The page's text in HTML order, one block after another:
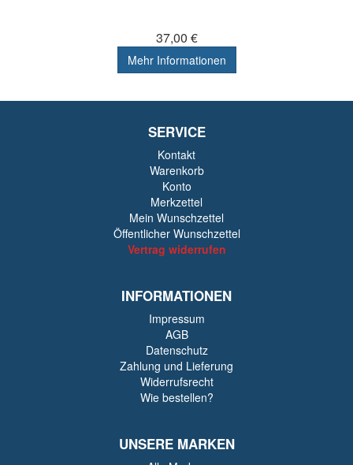
37,00 €
Mehr Informationen
SERVICE
Kontakt
Warenkorb
Konto
Merkzettel
Mein Wunschzettel
Öffentlicher Wunschzettel
Vertrag widerrufen
INFORMATIONEN
Impressum
AGB
Datenschutz
Zahlung und Lieferung
Widerrufsrecht
Wie bestellen?
UNSERE MARKEN